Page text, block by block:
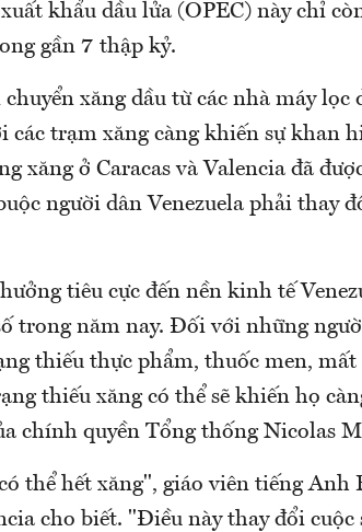
khẩu dầu lửa (OPEC) này chỉ
gần 7 thập kỷ.
xăng dầu từ các nhà máy lọc
các trạm xăng càng khiến sự khan
xăng ở Caracas và Valencia đã
người dân Venezuela phải thay
tiêu cực đến nền kinh tế
trong năm nay. Đối với những
thiếu thực phẩm, thuốc men, mất
thiếu xăng có thể sẽ khiến họ
chính quyền Tổng thống Nicolas
thể hết xăng", giáo viên tiếng Anh
cho biết. "Điều này thay đổi cuộc